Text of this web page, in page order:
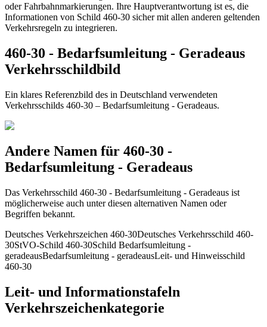
oder Fahrbahnmarkierungen. Ihre Hauptverantwortung ist es, die
Informationen von Schild 460-30 sicher mit allen anderen geltenden
Verkehrsregeln zu integrieren.
460-30 - Bedarfsumleitung - Geradeaus
Verkehrsschildbild
Ein klares Referenzbild des in Deutschland verwendeten
Verkehrsschilds 460-30 – Bedarfsumleitung - Geradeaus.
Andere Namen für 460-30 -
Bedarfsumleitung - Geradeaus
Das Verkehrsschild 460-30 - Bedarfsumleitung - Geradeaus ist
möglicherweise auch unter diesen alternativen Namen oder
Begriffen bekannt.
Deutsches Verkehrszeichen 460-30Deutsches Verkehrsschild 460-
30StVO-Schild 460-30Schild Bedarfsumleitung -
geradeausBedarfsumleitung - geradeausLeit- und Hinweisschild
460-30
Leit- und Informationstafeln
Verkehrszeichenkategorie